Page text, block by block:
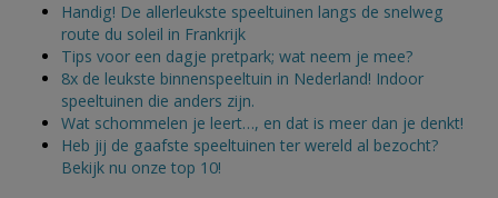
Handig! De allerleukste speeltuinen langs de snelweg
route du soleil in Frankrijk
Tips voor een dagje pretpark; wat neem je mee?
8x de leukste binnenspeeltuin in Nederland! Indoor
speeltuinen die anders zijn.
Wat schommelen je leert…, en dat is meer dan je denkt!
Heb jij de gaafste speeltuinen ter wereld al bezocht?
Bekijk nu onze top 10!